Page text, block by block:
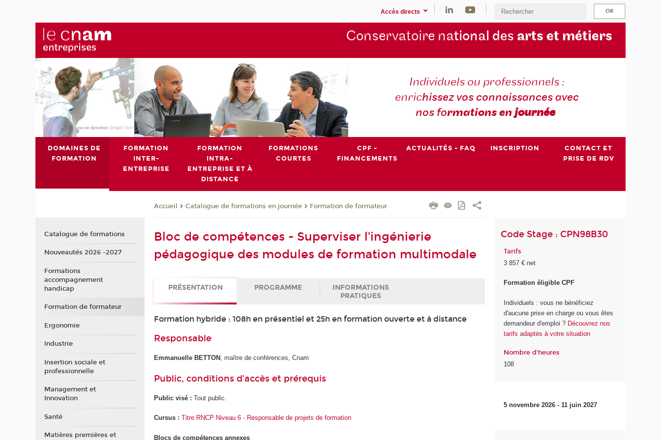
Accès directs
Conservatoire national des arts et métiers
Individuels ou professionnels :
enrichissez vos connaissances avec
nos formations enjournée
DOMAINES DE
FORMATION
FORMATION
INTER-
ENTREPRISE
FORMATION
INTRA-
ENTREPRISE ET À
DISTANCE
FORMATIONS
COURTES
CPF -
FINANCEMENTS
ACTUALITÉS - FAQ INSCRIPTION
CONTACT ET
PRISE DE RDV
Accueil Catalogue de formations en journée Formation de formateur
Bloc de compétences - Superviser l’ingénierie
pédagogique des modules de formation multimodale
PRÉSENTATION PROGRAMME
INFORMATIONS
PRATIQUES
Formation hybride : 108h en présentiel et 25h en formation ouverte et à distance
Responsable
Emmanuelle BETTON , maître de conférences, Cnam
Public, conditions d’accès et prérequis
Public visé : Tout public.
Cursus : Titre RNCP Niveau 6 - Responsable de projets de formation
Blocs de compétences annexes
Code Stage : CPN98B30
Tarifs
3 857 € net
Formation éligible CPF
Individuels : vous ne bénéficiez
d'aucune prise en charge ou vous êtes
demandeur d'emploi ? Découvrez nos
tarifs adaptés à votre situation
Nombre d'heures
108
5 novembre 2026 - 11 juin 2027
Catalogue de formations
Nouveautés 2026 -2027
Formations
accompagnement
handicap
Formation de formateur
Ergonomie
Industrie
Insertion sociale et
professionnelle
Management et
Innovation
Santé
Matières premières et